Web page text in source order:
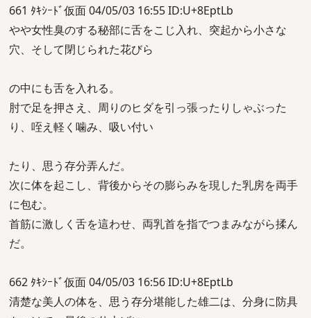
661 ﾀｷｼｰﾄﾞ仮面 04/05/03 16:55 ID:U+8EptLb
やや女性臭のする秘部に舌をこじ入れ、突起から小さな
穴、そして閉じられた花びら
の中にも舌を入れる。
肘で足を押さえ、周りのヒダを引っ張ったりしゃぶった
り、咥え軽く噛み、吸い付い
たり、思う存分弄んだ。
次に体を起こし、背後からその膨らみを現した乳房を両手
に包む。
首筋に激しく舌を這わせ、両乳首を指でつまみながら揉ん
だ。
662 ﾀｷｼｰﾄﾞ仮面 04/05/03 16:56 ID:U+8EptLb
清楚な美人の体を、思う存分堪能した雄二は、分身に防具